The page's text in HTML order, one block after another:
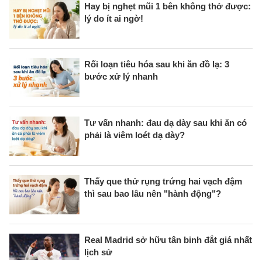
Hay bị nghẹt mũi 1 bên không thở được:
lý do ít ai ngờ!
Rối loạn tiêu hóa sau khi ăn đồ lạ: 3
bước xử lý nhanh
Tư vấn nhanh: đau dạ dày sau khi ăn có
phải là viêm loét dạ dày?
Thấy que thử rụng trứng hai vạch đậm
thì sau bao lâu nên "hành động"?
Real Madrid sở hữu tân binh đắt giá nhất
lịch sử